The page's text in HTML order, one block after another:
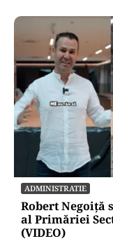
ADMINISTRATIE
Robert Negoiță
al Primăriei
(VIDEO)